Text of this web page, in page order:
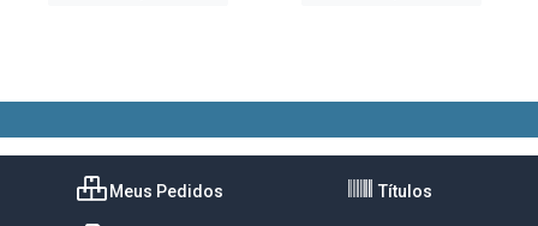
Meus Pedidos Títulos